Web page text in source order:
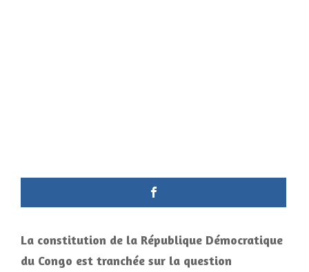
La constitution de la République Démocratique
du Congo est tranchée sur la question